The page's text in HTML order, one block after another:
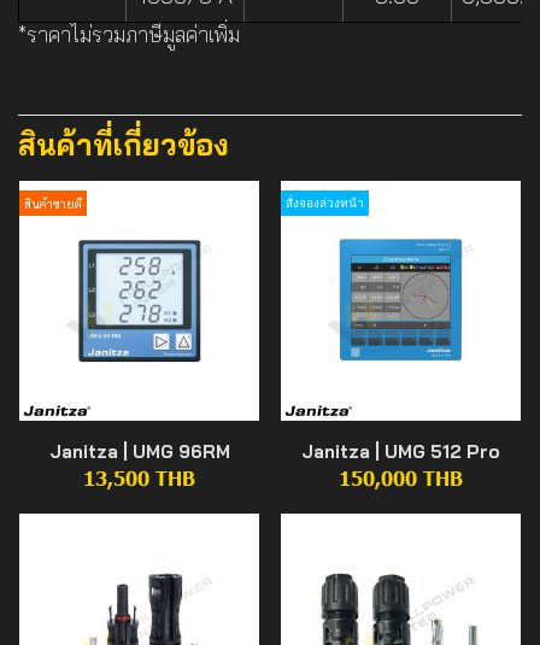
*ราคาไม่รวมภาษีมูลค่าเพิ่ม
สินค้าที่เกี่ยวข้อง
สินค้าขายดี
Janitza | UMG 96RM
13,500 THB
สั่งจองล่วงหน้า
Janitza | UMG 512 Pro
150,000 THB